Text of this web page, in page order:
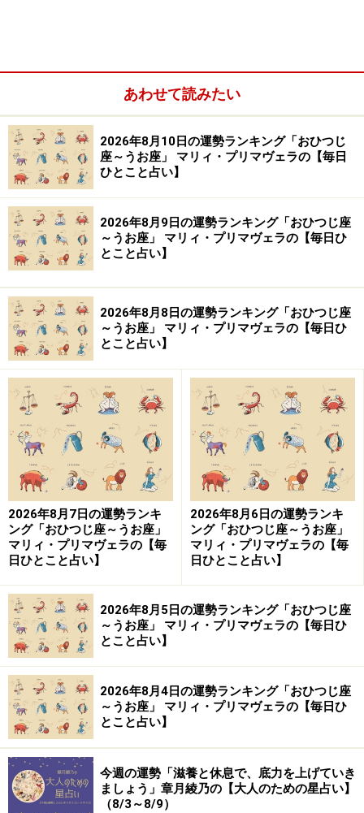
あわせて読みたい
2026年8月10日の運勢ランキング「おひつじ
座～うお座」 マリィ・プリマヴェラの【毎日
ひとこと占い】
2026年8月9日の運勢ランキング「おひつじ座
～うお座」 マリィ・プリマヴェラの【毎日ひ
とこと占い】
2026年8月8日の運勢ランキング「おひつじ座
～うお座」 マリィ・プリマヴェラの【毎日ひ
とこと占い】
2026年8月7日の運勢ランキ
ング「おひつじ座～うお座」
マリィ・プリマヴェラの【毎
日ひとこと占い】
2026年8月6日の運勢ランキ
ング「おひつじ座～うお座」
マリィ・プリマヴェラの【毎
日ひとこと占い】
2026年8月5日の運勢ランキング「おひつじ座
～うお座」 マリィ・プリマヴェラの【毎日ひ
とこと占い】
2026年8月4日の運勢ランキング「おひつじ座
～うお座」 マリィ・プリマヴェラの【毎日ひ
とこと占い】
今週の運勢「滋養と休息で、底力を上げていき
ましょう」章月綾乃の【大人のための星占い】
（8/3～8/9）